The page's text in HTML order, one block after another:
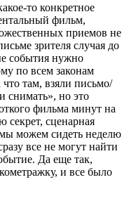
то конкретное
фильм,
приемов не
зрителя случая до
события нужно
по всем законам
там, взяли письмо/
снимать», но это
фильма минут на
секрет, сценарная
можем сидеть неделю
все не могут найти
Да еще так,
и все было